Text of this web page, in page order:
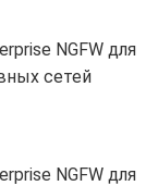
NGFW для
сетей
NGFW для